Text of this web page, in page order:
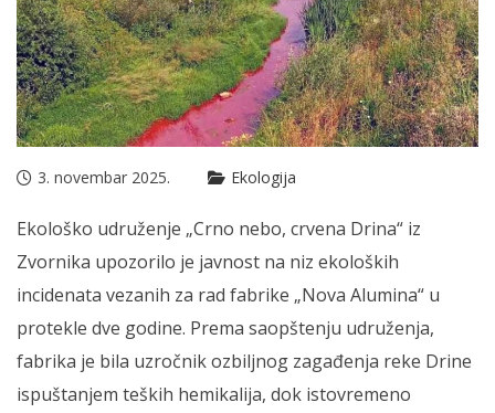
3. novembar 2025. Ekologija
Ekološko udruženje „Crno nebo, crvena Drina“ iz
Zvornika upozorilo je javnost na niz ekoloških
incidenata vezanih za rad fabrike „Nova Alumina“ u
protekle dve godine. Prema saopštenju udruženja,
fabrika je bila uzročnik ozbiljnog zagađenja reke Drine
ispuštanjem teških hemikalija, dok istovremeno